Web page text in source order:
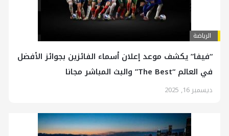
الرياضة
“فيفا” يكشف موعد إعلان أسماء الفائزين بجوائز الأفضل
في العالم “The Best” والبث المباشر مجانا
ديسمبر 16, 2025